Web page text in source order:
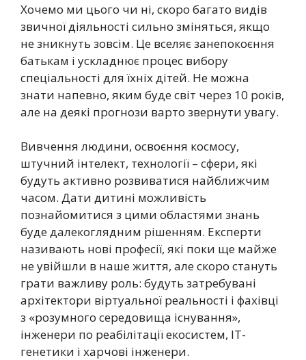
Хочемо ми цього чи ні, скоро багато видів
звичної діяльності сильно зміняться, якщо
не зникнуть зовсім. Це вселяє занепокоєння
батькам і ускладнює процес вибору
спеціальності для їхніх дітей. Не можна
знати напевно, яким буде світ через 10 років,
але на деякі прогнози варто звернути увагу.
Вивчення людини, освоєння космосу,
штучний інтелект, технології – сфери, які
будуть активно розвиватися найближчим
часом. Дати дитині можливість
познайомитися з цими областями знань
буде далекоглядним рішенням. Експерти
називають нові професії, які поки ще майже
не увійшли в наше життя, але скоро стануть
грати важливу роль: будуть затребувані
архітектори віртуальної реальності і фахівці
з «розумного середовища існування»,
інженери по реабілітації екосистем, ІТ-
генетики і харчові інженери.